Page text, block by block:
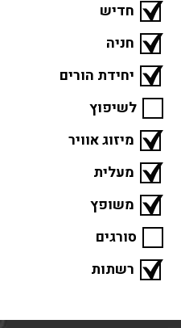
חדיש
חניה
יחידת הורים
לשיפוץ
מיזוג אוויר
מעלית
משופץ
סורגים
רשתות